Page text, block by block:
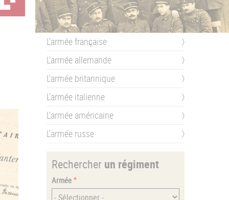
L'armée française
L'armée allemande
L'armée britannique
L'armée italienne
L'armée américaine
L'armée russe
Rechercher un régiment
Armée